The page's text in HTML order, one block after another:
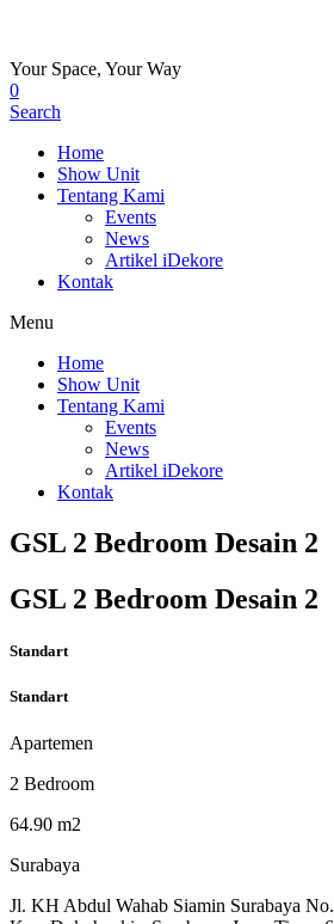
Your Space, Your Way
0
Search
Home
Show Unit
Tentang Kami
Events
News
Artikel iDekore
Kontak
Menu
Home
Show Unit
Tentang Kami
Events
News
Artikel iDekore
Kontak
GSL 2 Bedroom Desain 2
GSL 2 Bedroom Desain 2
Standart
Standart
Apartemen
2 Bedroom
64.90 m2
Surabaya
Jl. KH Abdul Wahab Siamin Surabaya